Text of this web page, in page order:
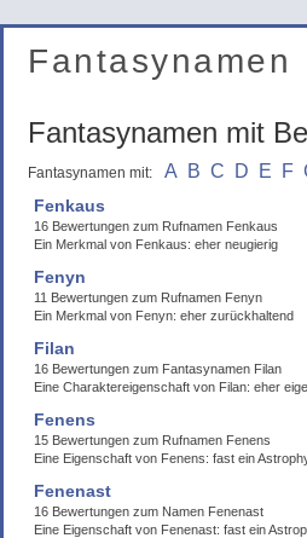
Fantasynamen
Fantasynamen mit
Fantasynamen mit: A B C D E F
Fenkaus
16 Bewertungen zum Rufnamen Fenkaus
Ein Merkmal von Fenkaus: eher neugierig
Fenyn
11 Bewertungen zum Rufnamen Fenyn
Ein Merkmal von Fenyn: eher zurückhaltend
Filan
16 Bewertungen zum Fantasynamen Filan
Eine Charaktereigenschaft von Filan: eher
Fenens
15 Bewertungen zum Rufnamen Fenens
Eine Eigenschaft von Fenens: fast ein
Fenenast
16 Bewertungen zum Namen Fenenast
Eine Eigenschaft von Fenenast: fast ein